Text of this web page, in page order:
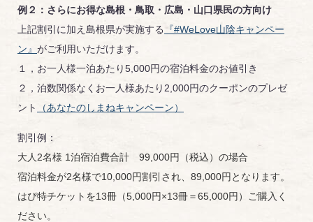
例２：さらにお得な島根・鳥取・広島・山口県民の方向け
上記割引に加え島根県が実施する 『#WeLove山陰キャンペー
ン』 がご利用いただけます。
１，お一人様一泊あたり5,000円の宿泊料金のお値引き
２，泊数関係なくお一人様あたり2,000円のクーポンのプレゼ
ント
（あなたのしまねキャンペーン）
割引例：
大人2名様 1泊宿泊費合計 99,000円（税込）の場合
宿泊料金が2名様で10,000円割引され、89,000円となります。
はぴ特チケットを13冊（5,000円×13冊＝65,000円）ご購入く
ださい。